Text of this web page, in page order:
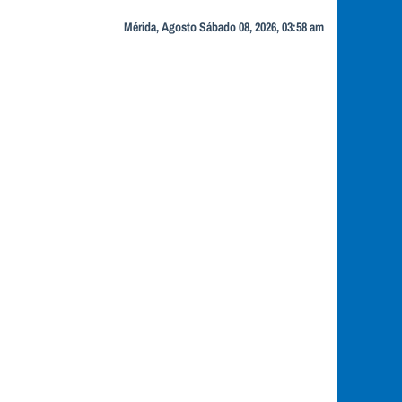
Mérida, Agosto Sábado 08, 2026, 03:58 am